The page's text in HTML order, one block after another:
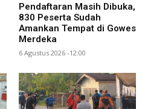
Pendaftaran Masih Dibuka,
830 Peserta Sudah
Amankan Tempat di Gowes
Merdeka
6 Agustus 2026 -12:00